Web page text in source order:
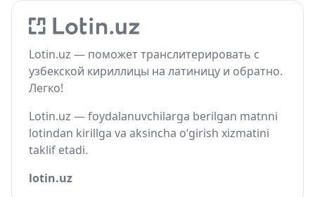
Lotin.uz — поможет транслитерировать с
узбекской кириллицы на латиницу и обратно.
Легко!
Lotin.uz — foydalanuvchilarga berilgan matnni
lotindan kirillga va aksincha o‘girish xizmatini
taklif etadi.
lotin.uz